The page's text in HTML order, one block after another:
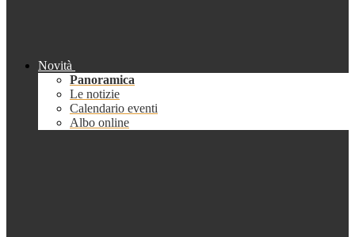
Novità
Panoramica
Le notizie
Calendario eventi
Albo online